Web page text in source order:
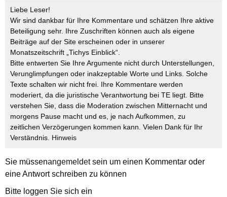
Liebe Leser!
Wir sind dankbar für Ihre Kommentare und schätzen Ihre aktive
Beteiligung sehr. Ihre Zuschriften können auch als eigene
Beiträge auf der Site erscheinen oder in unserer
Monatszeitschrift „Tichys Einblick“.
Bitte entwerten Sie Ihre Argumente nicht durch Unterstellungen,
Verunglimpfungen oder inakzeptable Worte und Links. Solche
Texte schalten wir nicht frei. Ihre Kommentare werden
moderiert, da die juristische Verantwortung bei TE liegt. Bitte
verstehen Sie, dass die Moderation zwischen Mitternacht und
morgens Pause macht und es, je nach Aufkommen, zu
zeitlichen Verzögerungen kommen kann. Vielen Dank für Ihr
Verständnis. Hinweis
Sie müssenangemeldetsein um einen Kommentar oder
eine Antwort schreiben zu können
Bitte loggen Sie sich ein